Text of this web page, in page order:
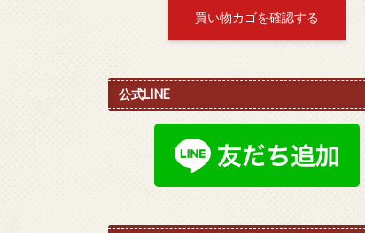
買い物カゴを確認する
公式LINE